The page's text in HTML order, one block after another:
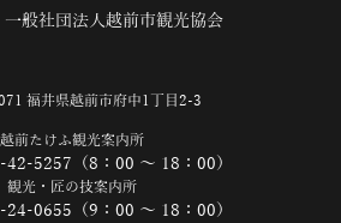
一般社団法人越前市観光協会
福井県越前市府中1丁目2-3
越前たけふ観光案内所
5257（8：00 ～ 18：00）
観光・匠の技案内所
0655（9：00 ～ 18：00）